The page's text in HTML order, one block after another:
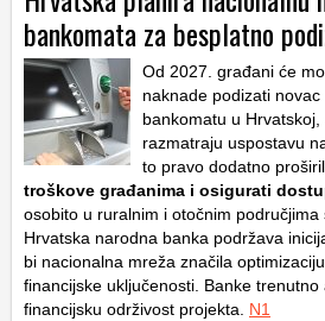
bankomata za besplatno
Od 2027. građani će
naknade podizati
bankomatu u
razmatraju uspostavu
to pravo dodatno
troškove građanima i osigurati
osobito u ruralnim i otočnim područjima
Hrvatska narodna banka podržava
bi nacionalna mreža značila
financijske uključenosti. Banke
financijsku održivost projekta. N1